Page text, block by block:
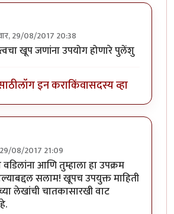
29/08/2017 20:38
खूप जणांना उपयोग होणारे पुलेंशु
लॉग इन कराकिंवासदस्य व्हा
08/2017 21:09
वडिलांना आणि तुम्हाला हा उपक्रम
सलाम! खूपच उपयुक्त माहिती
लेखांची चातकासारखी वाट